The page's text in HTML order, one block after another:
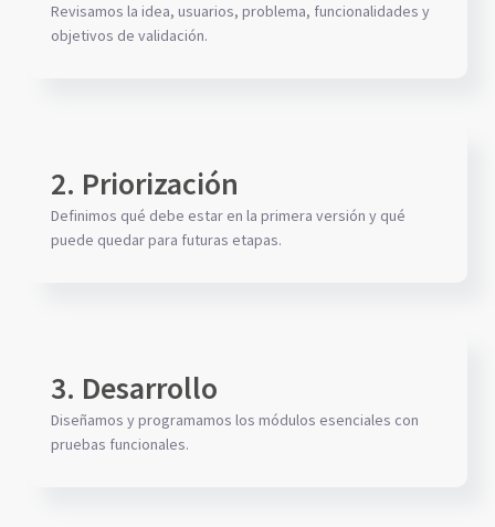
Revisamos la idea, usuarios, problema, funcionalidades y
objetivos de validación.
2. Priorización
Definimos qué debe estar en la primera versión y qué
puede quedar para futuras etapas.
3. Desarrollo
Diseñamos y programamos los módulos esenciales con
pruebas funcionales.